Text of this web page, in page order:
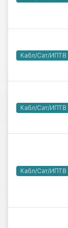
Кабл/Сат/ИПТВ
Кабл/Сат/ИПТВ
Кабл/Сат/ИПТВ